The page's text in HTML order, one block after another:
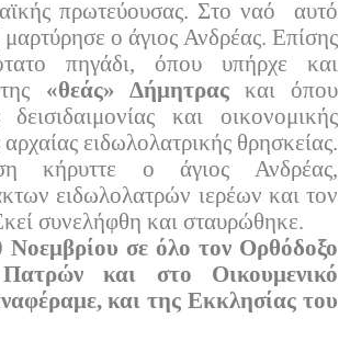
πρωτεύουσας. Στο ναό
αυτό
ο άγιος Ανδρέας. Επίσης
πηγάδι, όπου υπήρχε και
«θεάς» Δήμητραςκαι όπου
και οικονομικής
ειδωλολατρικής θρησκείας.
κήρυττε ο άγιος Ανδρέας,
ειδωλολατρών ιερέων και τον
συνελήφθη και σταυρώθηκε.
Νοεμβρίου σε όλο τον Ορθόδοξο
και στο Οικουμενικό
και της Εκκλησίας του